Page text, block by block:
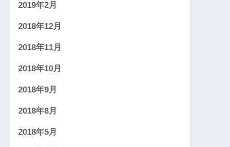
2019年2月
2018年12月
2018年11月
2018年10月
2018年9月
2018年8月
2018年5月